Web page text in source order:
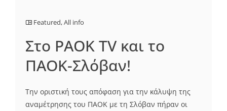
Featured,All info
Στο PAOK TV και το
ΠΑΟΚ-Σλόβαν!
Την οριστική τους απόφαση για την κάλυψη της
αναμέτρησης του ΠΑΟΚ με τη Σλόβαν πήραν οι